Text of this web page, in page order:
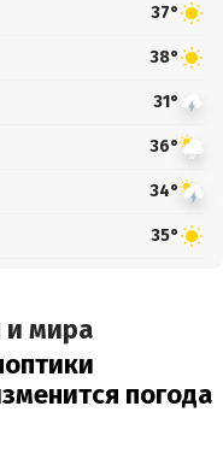
37°
38°
31°
36°
34°
35°
и мира
погода